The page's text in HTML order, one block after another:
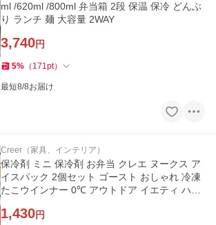
ml /620ml /800ml 弁当箱 2段 保温 保冷 どんぶ
り ランチ 麺 大容量 2WAY
3,740円
5% （ 171pt）
最短8/8お届け
Creer（家具、インテリア）
保冷剤 ミニ 保冷剤 お弁当 クレエ ヌークス ア
イスパック 2個セット ゴースト おしゃれ 冷凍
たこウインナー 0℃ アウトドア イエティ ハー
1,430円